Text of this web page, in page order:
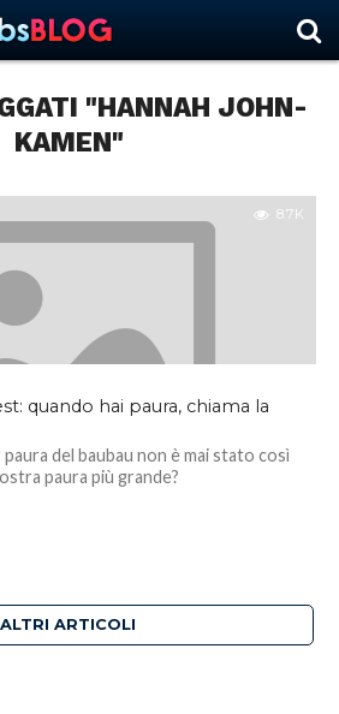
"HANNAH JOHN-
KAMEN"
8.7K
quando hai paura, chiama la
paura del baubau non è mai stato così
paura più grande?
ALTRI ARTICOLI